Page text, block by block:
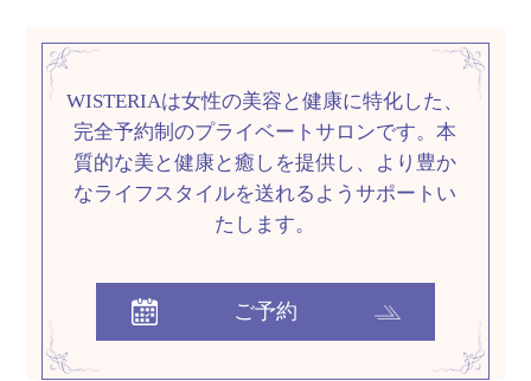
WISTERIAは女性の美容と健康に特化した、
完全予約制のプライベートサロンです。本
質的な美と健康と癒しを提供し、 より豊か
なライフスタイルを送れるようサポートい
たします。
ご予約